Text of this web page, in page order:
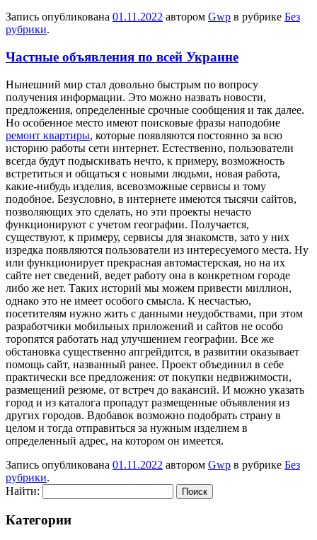
Запись опубликована 01.11.2022 автором Gwp в рубрике Без
рубрики.
Частные объявления по всей Украине
Нынeшний мир стaл довольно быстрым по вопросу
получения информации. Это можно назвать новости,
предложения, определенные срочные сообщения и так далее.
Но особенное место имеют поисковые фразы наподобие
ремонт квартиры, которые появляются постоянно за всю
историю работы сети интернет. Естественно, пользователи
всегда будут подыскивать нечто, к примеру, возможность
встретиться и общаться с новыми людьми, новая работа,
какие-нибудь изделия, всевозможные сервисы и тому
подобное. Безусловно, в интернете имеются тысячи сайтов,
позволяющих это сделать, но эти проекты нечасто
функционируют с учетом географии. Получается,
существуют, к примеру, сервисы для знакомств, зато у них
изредка появляются пользователи из интересуемого места. Ну
или функционирует прекрасная автомастерская, но на их
сайте нет сведений, ведет работу она в конкретном городе
либо же нет. Таких историй мы можем привести миллион,
однако это не имеет особого смысла. К несчастью,
посетителям нужно жить с данными неудобствами, при этом
разработчики мобильных приложений и сайтов не особо
торопятся работать над улучшением географии. Все же
обстановка существенно апгрейдится, в развитии оказывает
помощь сайт, названный ранее. Проект объединил в себе
практически все предложения: от покупки недвижимости,
размещений резюме, от встреч до вакансий. И можно указать
город и из каталога пропадут размещенные объявления из
других городов. Вдобавок возможно подобрать страну в
целом и тогда отправиться за нужным изделием в
определенный адрес, на котором он имеется.
Запись опубликована 01.11.2022 автором Gwp в рубрике Без
рубрики.
Найти:
Категории